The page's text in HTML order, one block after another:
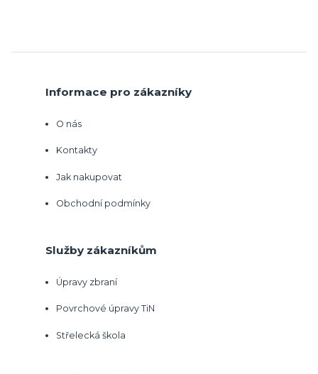
Informace pro zákazníky
O nás
Kontakty
Jak nakupovat
Obchodní podmínky
Služby zákazníkům
Úpravy zbraní
Povrchové úpravy TiN
Střelecká škola